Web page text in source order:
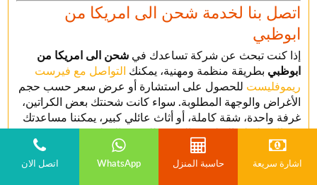
اتصل بنا لخدمة شحن الى امريكا من
ابوظبي
إذا كنت تبحث عن شركة تساعدك في شحن الى امريكا من
ابوظبي بطريقة منظمة ومهنية، يمكنك التواصل مع فيرست
ريموفليست للحصول على استشارة أو عرض سعر حسب حجم
الأغراض والوجهة المطلوبة. سواء كانت شحنتك بعض الكراتين،
غرفة واحدة، شقة كاملة، أو أثاث عائلي كبير، يمكننا مساعدتك
في التخطيط والتغليف والتجهيز للشحن الدولي.
ابدأ الآن بتجهيز قائمة الأغراض، أو استخدم حاسبة النقل لمعرفة
الحجم التقريبي، أو تواصل معنا مباشرة لمناقشة تفاصيلشحن
اتصل الان WhatsApp حاسبة المنزل اشارة سريعة